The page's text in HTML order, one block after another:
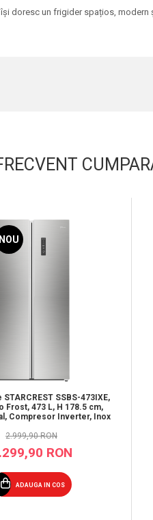
își doresc un frigider spațios, modern
NOU
STARCREST SSBS-473IXE,
Frost, 473 L, H 178.5 cm,
Compresor Inverter, Inox
2.999,90 RON
RON
ADAUGA IN COS